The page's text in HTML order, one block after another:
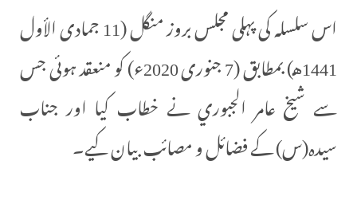
اس سلسلہ کی پہلی مجلس بروز منگل (11 جمادى الأول
1441هـ) بمطابق (7 جنوری 2020ء) کو منعقد ہوئی جس
سے شيخ عامر الجبوري نے خطاب کیا اور جناب
سیدہ(س) کے فضائل و مصائب بیان کیے۔